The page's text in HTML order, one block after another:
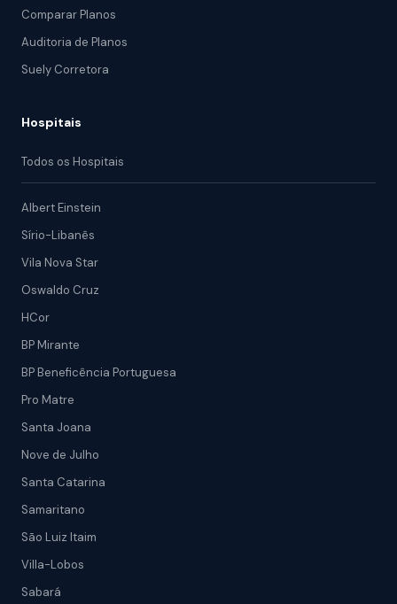
Comparar Planos
Auditoria de Planos
Suely Corretora
Hospitais
Todos os Hospitais
Albert Einstein
Sírio-Libanês
Vila Nova Star
Oswaldo Cruz
HCor
BP Mirante
BP Beneficência Portuguesa
Pro Matre
Santa Joana
Nove de Julho
Santa Catarina
Samaritano
São Luiz Itaim
Villa-Lobos
Sabará